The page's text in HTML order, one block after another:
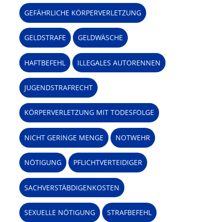
GEFÄHRLICHE KÖRPERVERLETZUNG
GELDSTRAFE GELDWÄSCHE
HAFTBEFEHL ILLEGALES AUTORENNEN
JUGENDSTRAFRECHT
KÖRPERVERLETZUNG MIT TODESFOLGE
NICHT GERINGE MENGE NOTWEHR
NÖTIGUNG PFLICHTVERTEIDIGER
SACHVERSTÄBDIGENKOSTEN
SEXUELLE NÖTIGUNG STRAFBEFEHL